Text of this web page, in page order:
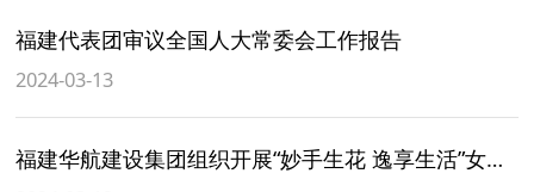
福建代表团审议全国人大常委会工作报告
2024-03-13
福建华航建设集团组织开展“妙手生花 逸享生活”女神节主题活动